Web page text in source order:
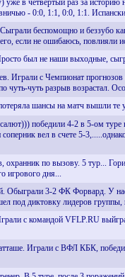
в четвёртый раз за историю
- 0:0, 1:1, 0:0, 1:1.
беспомощно и беззубо
если не ошибаюсь, повлияли
был не наши выходные,
Играли с Чемпионат
чуть-чуть разрыв
шансы на матч вышли те
победили 4-2 в 5-ом туре
вел в счете 5-
охранник по вызову. 5 тур...
игрового дня...
Обыграли 3-2 ФК Форвард. У нас
под диктовку лидеров
с командой VFLP.RU
Играли с ВФЛ КБК,